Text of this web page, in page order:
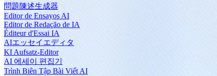
問題陳述生成器
Editor de Ensayos AI
Editor de Redação de IA
Éditeur d'Essai IA
AIエッセイエディタ
KI Aufsatz-Editor
AI 에세이 편집기
Trình Biên Tập Bài Viết AI